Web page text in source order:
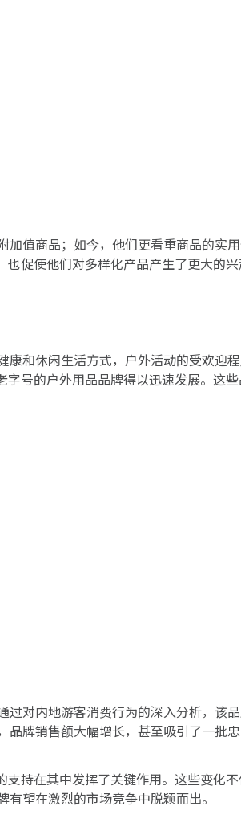
值商品；如今，他们更看重商品的实
促使他们对多样化产品产生了更大的兴
和休闲生活方式，户外活动的受欢迎
号的户外用品品牌得以迅速发展。这
对内地游客消费行为的深入分析，该
品牌销售额大幅增长，甚至吸引了一批忠
持在其中发挥了关键作用。这些变化
望在激烈的市场竞争中脱颖而出。